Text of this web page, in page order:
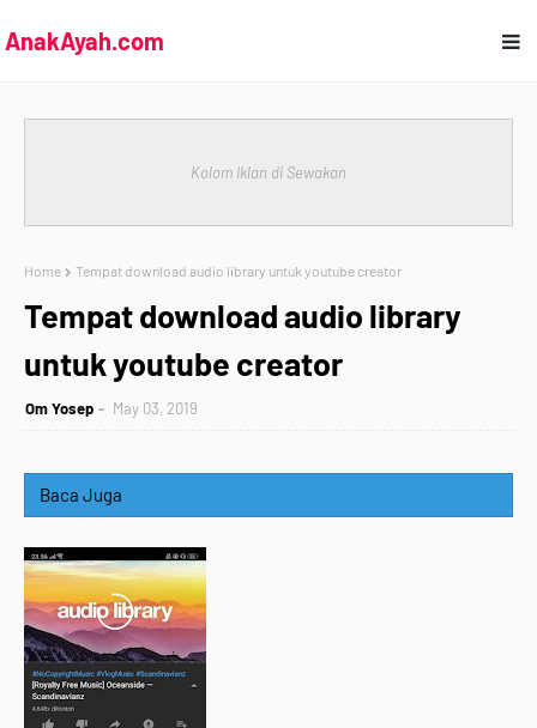
AnakAyah.com
Kolom Iklan di Sewakan
Home Tempat download audio library untuk youtube creator
Tempat download audio library
untuk youtube creator
Om Yosep May 03, 2019
Baca Juga